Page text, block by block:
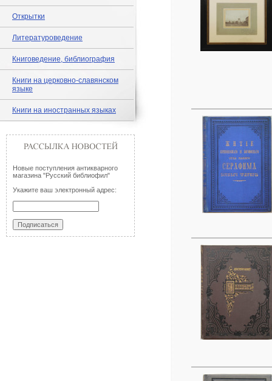
Открытки
Литературоведение
Книговедение, библиография
Книги на церковно-славянском
языке
Книги на иностранных языках
Новые поступления антикварного
магазина "Русский библиофил"
Укажите ваш электронный адрес: